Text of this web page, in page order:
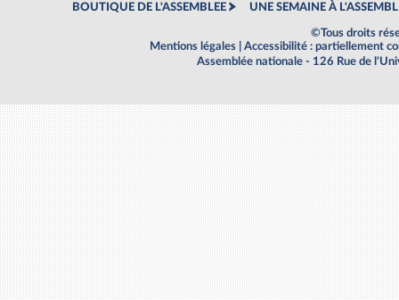
BOUTIQUE DE L'ASSEMBLEE UNE SEMAINE À
©Tous droits
Mentions légales
Accessibilité : partiellement
Assemblée nationale - 126 Rue de